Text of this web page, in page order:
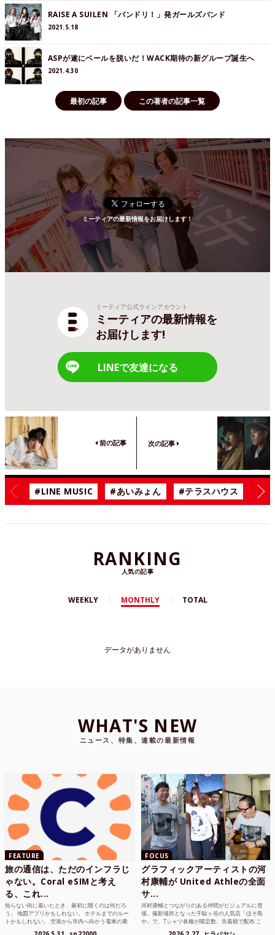
RAISE A SUILEN 「バンドリ！」発ガールズバンド
2021.5.18
ASPが遂にベールを脱いだ！WACK期待の新グループ誕生へ
2021.4.30
最初の記事 この著者の記事一覧
ミーティアの最新情報をお届けします！
ミーティア公式ラインアカウント
ミーティアの最新情報を
お届けします!
LINEで友達になる
前の記事 次の記事
#LINE MUSIC #あいみょん #テラスハウス #漫
RANKING
人気の記事
WEEKLY MONTHLY TOTAL
データがありません
WHAT'S NEW
ニュース、特集、連載の最新情報
FEATURE
旅の通信は、ただのインフラじ
ゃない。Coral eSIMと考え
る、これ...
知らない街に着いたとき、最初に開くのは何だろ
う。 地図アプリかもしれない。 ホテルまでのルー
トかもしれない。 空港から市内へ向かう電車の乗
FOCUS
グラフィックアーティストの河
村康輔が United Athleの全面
サ...
河村康輔とつながりのある仲間がビジュアルに登
場。撮影場所となった千駄ヶ谷の人気店「ほそ島
や」で、Tシャツ各種が限定数、先着順で配布 こ